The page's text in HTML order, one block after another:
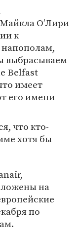
О’Лири
к
выбрасываем
Belfast
имеет
его имени
что кто-
хотя бы
на
по